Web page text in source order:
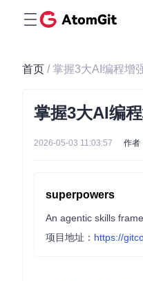
首页 / 掌握3大AI编程增
掌握3大AI编
2026-05-03 11:03:57 作者
superpowers
An agentic skills
项目地址： https://